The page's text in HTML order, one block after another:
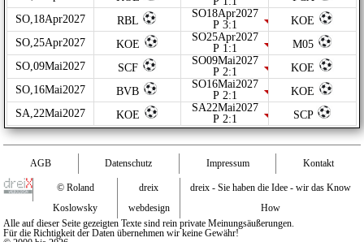
SO,18Apr2027
RBL
SO18Apr2027
P 3:1
KOE
SO,25Apr2027
KOE
SO25Apr2027
P 1:1
M05
SO,09Mai2027
SCF
SO09Mai2027
P 2:1
KOE
SO,16Mai2027
BVB
SO16Mai2027
P 2:1
KOE
SA,22Mai2027
KOE
SA22Mai2027
P 2:1
SCP
AGB Datenschutz Impressum Kontakt
© Roland
Koslowsky
dreix
webdesign
dreix - Sie haben die Idee - wir das Know
How
Alle auf dieser Seite gezeigten Texte sind rein private Meinungsäußerungen.
Für die Richtigkeit der Daten übernehmen wir keine Gewähr!